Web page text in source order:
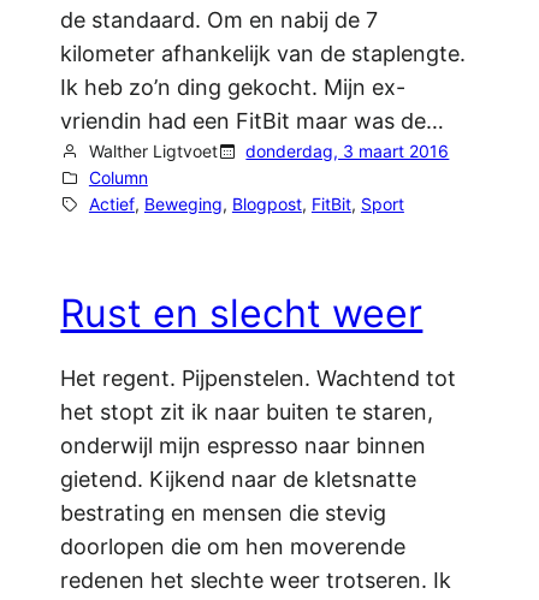
de standaard. Om en nabij de 7
kilometer afhankelijk van de staplengte.
Ik heb zo’n ding gekocht. Mijn ex-
vriendin had een FitBit maar was de…
Walther Ligtvoet
donderdag, 3 maart 2016
Column
Actief, Beweging, Blogpost, FitBit, Sport
Rust en slecht weer
Het regent. Pijpenstelen. Wachtend tot
het stopt zit ik naar buiten te staren,
onderwijl mijn espresso naar binnen
gietend. Kijkend naar de kletsnatte
bestrating en mensen die stevig
doorlopen die om hen moverende
redenen het slechte weer trotseren. Ik